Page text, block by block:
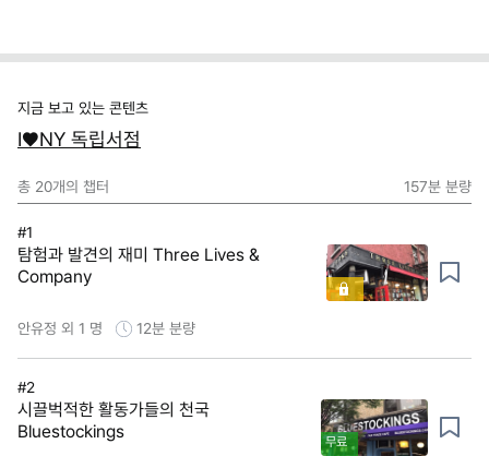
지금 보고 있는 콘텐츠
I♥NY 독립서점
총 20개의 챕터 157분 분량
#1
탐험과 발견의 재미 Three Lives &
Company
안유정 외 1 명 12분 분량
#2
시끌벅적한 활동가들의 천국
Bluestockings
무료